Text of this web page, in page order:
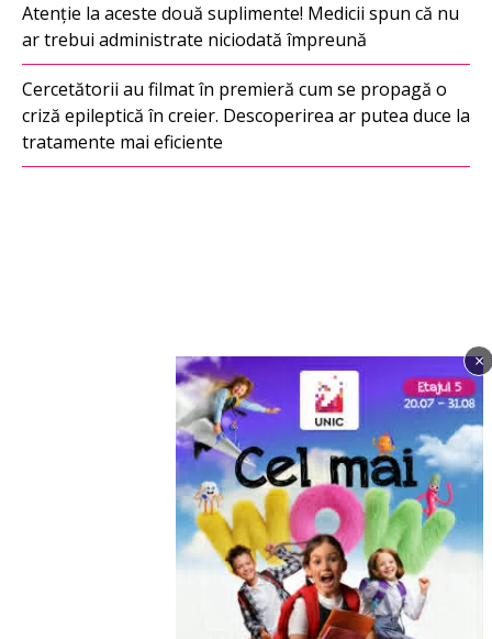
Atenție la aceste două suplimente! Medicii spun că nu
ar trebui administrate niciodată împreună
Cercetătorii au filmat în premieră cum se propagă o
criză epileptică în creier. Descoperirea ar putea duce la
tratamente mai eficiente
×
Imagine